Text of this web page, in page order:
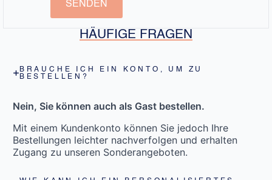
SENDEN
HÄUFIGE FRAGEN
BRAUCHE ICH EIN KONTO, UM ZU
BESTELLEN?
Nein, Sie können auch als Gast bestellen.
Mit einem Kundenkonto können Sie jedoch Ihre
Bestellungen leichter nachverfolgen und erhalten
Zugang zu unseren Sonderangeboten.